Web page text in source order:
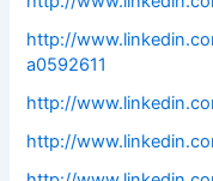
http://
a0592611
http://
http://